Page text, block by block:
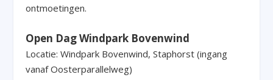
ontmoetingen.
Open Dag Windpark Bovenwind
Locatie: Windpark Bovenwind, Staphorst (ingang
vanaf Oosterparallelweg)